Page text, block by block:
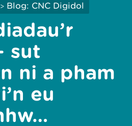
> Blog: CNC Digidol
sut
ni a pham
eu